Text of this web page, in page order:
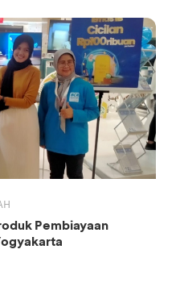
Pembiayaan